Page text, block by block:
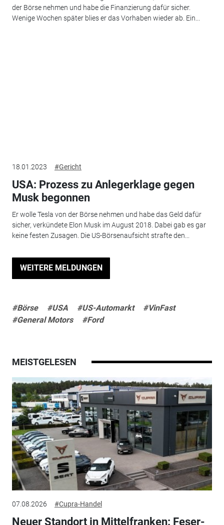
der Börse nehmen und habe die Finanzierung dafür sicher.
Wenige Wochen später blies er das Vorhaben wieder ab. Ein...
18.01.2023 #Gericht
USA: Prozess zu Anlegerklage gegen
Musk begonnen
Er wolle Tesla von der Börse nehmen und habe das Geld dafür
sicher, verkündete Elon Musk im August 2018. Dabei gab es gar
keine festen Zusagen. Die US-Börsenaufsicht strafte den...
WEITERE MELDUNGEN
#Börse #USA #US-Automarkt
#VinFast
#General Motors
#Ford
MEISTGELESEN
07.08.2026 #Cupra-Handel
Neuer Standort in Mittelfranken: Feser-